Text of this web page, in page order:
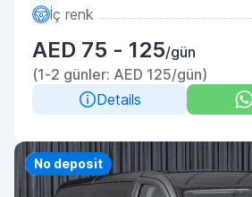
İç renk
AED 75 - 125/gün
(1-2 günler: AED 125/gün)
Details
Priority
No deposit